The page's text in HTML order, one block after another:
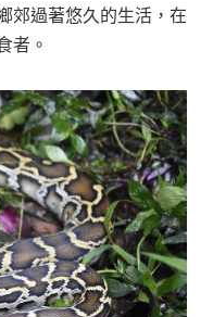
郊過著悠久的生活，在
者。